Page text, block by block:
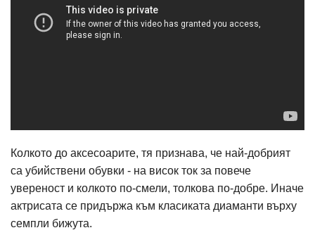
Колкото до аксесоарите, тя признава, че най-добрият
са убийствени обувки - на висок ток за повече
увереност и колкото по-смели, толкова по-добре. Иначе
актрисата се придържа към класиката диаманти върху
семпли бижута.